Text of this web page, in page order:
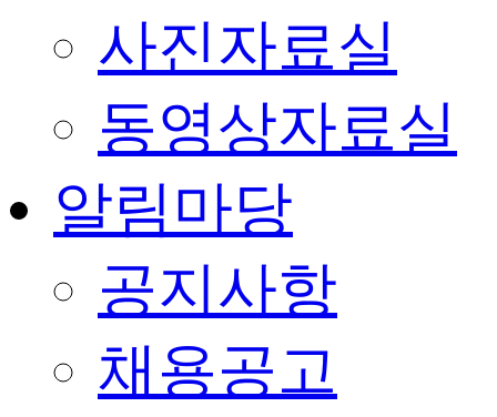
사진자료실
동영상자료실
알림마당
공지사항
채용공고